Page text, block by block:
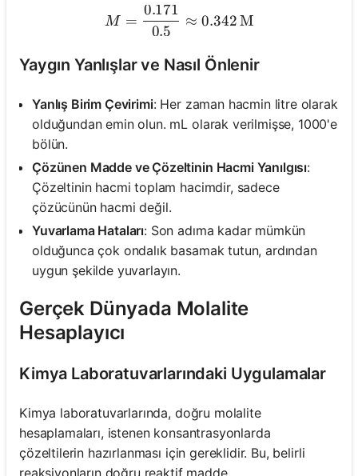
M = \frac{0.171}{0.5}
M =
0.5
0.171
≈ 0.342M
Yaygın Yanlışlar ve Nasıl Önlenir
Yanlış Birim Çevirimi: Her zaman hacmin litre olarak
olduğundan emin olun. mL olarak verilmişse, 1000'e
bölün.
Çözünen Madde ve Çözeltinin Hacmi Yanılgısı:
Çözeltinin hacmi toplam hacimdir, sadece
çözücünün hacmi değil.
Yuvarlama Hataları: Son adıma kadar mümkün
olduğunca çok ondalık basamak tutun, ardından
uygun şekilde yuvarlayın.
Gerçek Dünyada Molalite
Hesaplayıcı
Kimya Laboratuvarlarındaki Uygulamalar
Kimya laboratuvarlarında, doğru molalite
hesaplamaları, istenen konsantrasyonlarda
çözeltilerin hazırlanması için gereklidir. Bu, belirli
reaksiyonların doğru reaktif madde